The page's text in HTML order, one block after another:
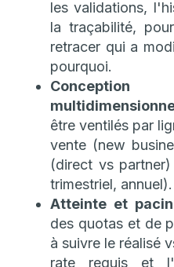
les validations,
la traçabilité,
retracer qui a
pourquoi.
être ventilés par
vente (new
(direct vs
trimestriel, annuel).
Atteinte et
des quotas et de
à suivre le réalisé
rate requis et